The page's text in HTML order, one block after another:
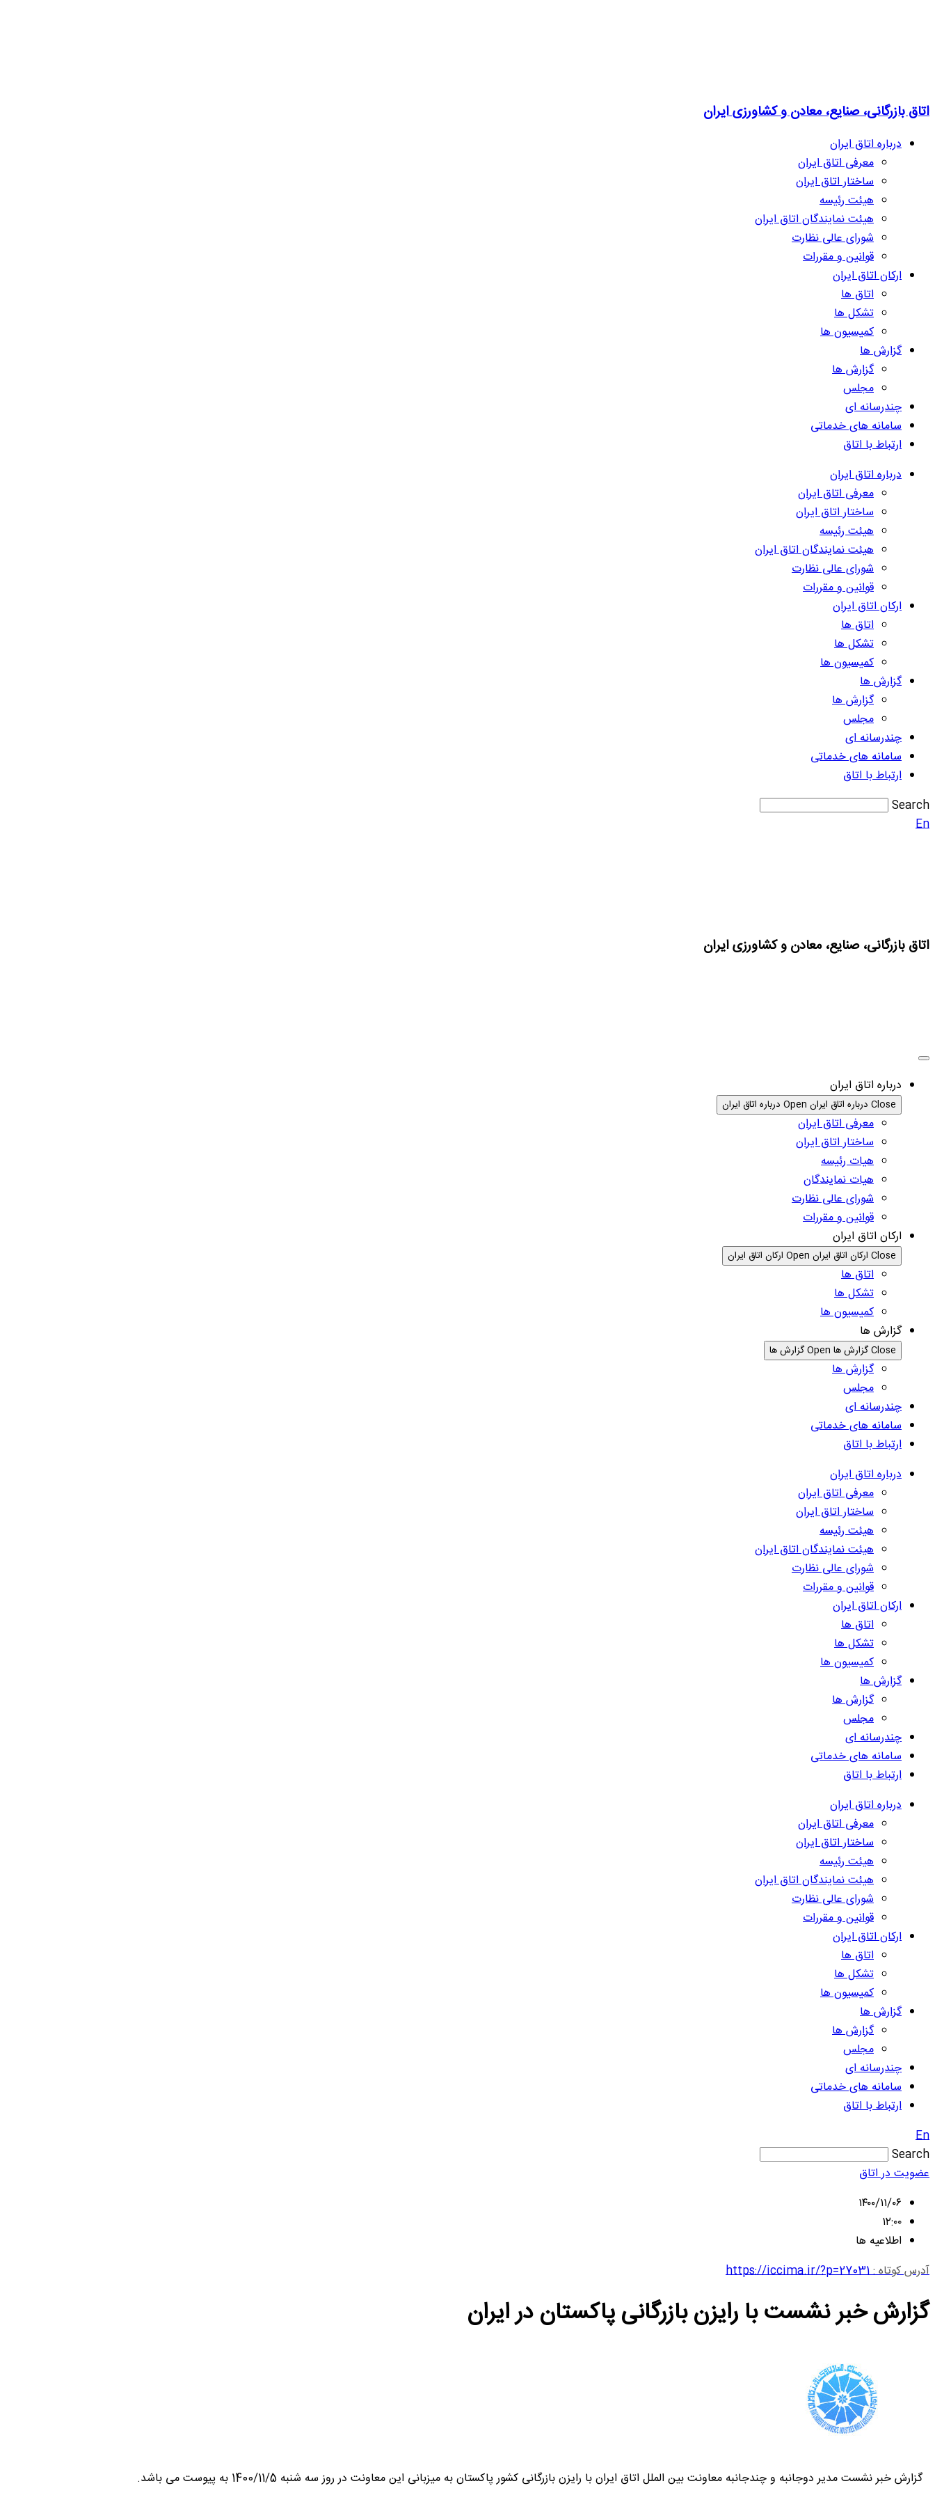
اتاق بازرگانی، صنایع، معادن و کشاورزی ایران
درباره اتاق ایران
معرفی اتاق ایران
ساختار اتاق ایران
هیئت رئیسه
هیئت نمایندگان اتاق ایران
شورای عالی نظارت
قوانین و مقررات
ارکان اتاق ایران
اتاق ها
تشکل ها
کمیسیون ها
گزارش ها
گزارش ها
مجلس
چندرسانه ای
سامانه های خدماتی
ارتباط با اتاق
درباره اتاق ایران
معرفی اتاق ایران
ساختار اتاق ایران
هیئت رئیسه
هیئت نمایندگان اتاق ایران
شورای عالی نظارت
قوانین و مقررات
ارکان اتاق ایران
اتاق ها
تشکل ها
کمیسیون ها
گزارش ها
گزارش ها
مجلس
چندرسانه ای
سامانه های خدماتی
ارتباط با اتاق
Search
En
اتاق بازرگانی، صنایع، معادن و کشاورزی ایران
درباره اتاق ایران
Close درباره اتاق ایران Open درباره اتاق ایران
معرفی اتاق ایران
ساختار اتاق ایران
هیات رئیسه
هیات نمایندگان
شورای عالی نظارت
قوانین و مقررات
ارکان اتاق ایران
Close ارکان اتاق ایران Open ارکان اتاق ایران
اتاق ها
تشکل ها
کمیسیون ها
گزارش ها
Close گزارش ها Open گزارش ها
گزارش ها
مجلس
چندرسانه ای
سامانه های خدماتی
ارتباط با اتاق
درباره اتاق ایران
معرفی اتاق ایران
ساختار اتاق ایران
هیئت رئیسه
هیئت نمایندگان اتاق ایران
شورای عالی نظارت
قوانین و مقررات
ارکان اتاق ایران
اتاق ها
تشکل ها
کمیسیون ها
گزارش ها
گزارش ها
مجلس
چندرسانه ای
سامانه های خدماتی
ارتباط با اتاق
درباره اتاق ایران
معرفی اتاق ایران
ساختار اتاق ایران
هیئت رئیسه
هیئت نمایندگان اتاق ایران
شورای عالی نظارت
قوانین و مقررات
ارکان اتاق ایران
اتاق ها
تشکل ها
کمیسیون ها
گزارش ها
گزارش ها
مجلس
چندرسانه ای
سامانه های خدماتی
ارتباط با اتاق
En
Search
عضویت در اتاق
۱۴۰۰/۱۱/۰۶
۱۲:۰۰
اطلاعیه ها
آدرس کوتاه :https://iccima.ir/?p=27031
گزارش خبر نشست با رایزن بازرگانی پاکستان در ایران
گزارش خبر نشست مدیر دوجانبه و چندجانبه معاونت بین الملل اتاق ایران با رایزن بازرگانی کشور پاکستان به میزبانی این معاونت در روز سه شنبه 1400/11/5 به پیوست می باشد.